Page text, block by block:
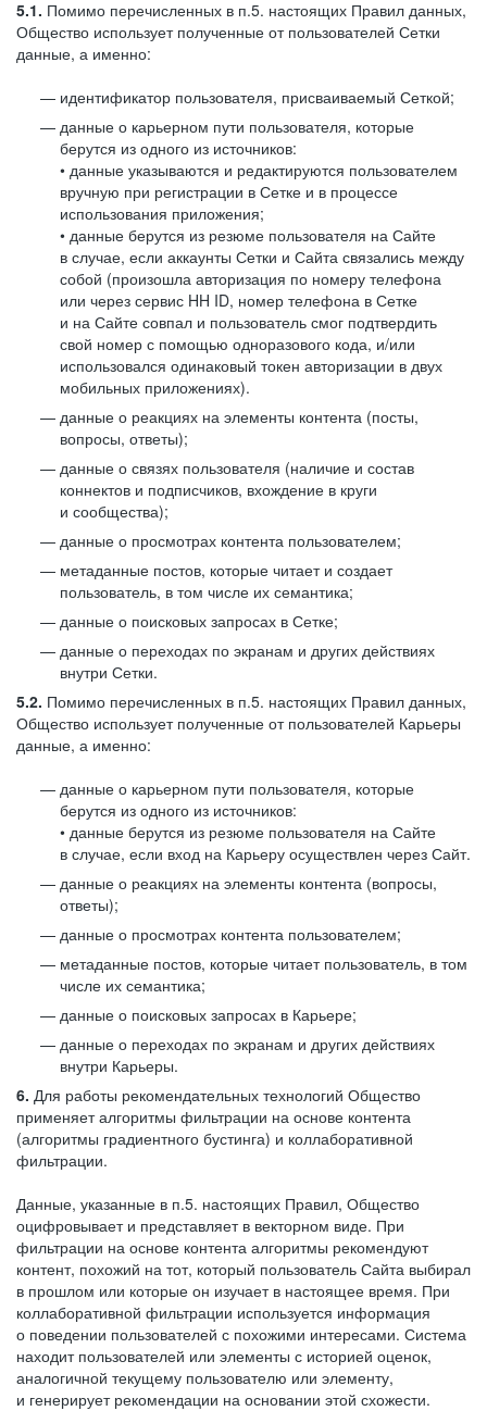
5.1. Помимо перечисленных в п.5. настоящих Правил данных,
Общество использует полученные от пользователей Сетки
данные, а именно:
идентификатор пользователя, присваиваемый Сеткой;
данные о карьерном пути пользователя, которые
берутся из одного из источников:
• данные указываются и редактируются пользователем
вручную при регистрации в Сетке и в процессе
использования приложения;
• данные берутся из резюме пользователя на Сайте
в случае, если аккаунты Сетки и Сайта связались между
собой (произошла авторизация по номеру телефона
или через сервис HH ID, номер телефона в Сетке
и на Сайте совпал и пользователь смог подтвердить
свой номер с помощью одноразового кода, и/или
использовался одинаковый токен авторизации в двух
мобильных приложениях).
данные о реакциях на элементы контента (посты,
вопросы, ответы);
данные о связях пользователя (наличие и состав
коннектов и подписчиков, вхождение в круги
и сообщества);
данные о просмотрах контента пользователем;
метаданные постов, которые читает и создает
пользователь, в том числе их семантика;
данные о поисковых запросах в Сетке;
данные о переходах по экранам и других действиях
внутри Сетки.
5.2. Помимо перечисленных в п.5. настоящих Правил данных,
Общество использует полученные от пользователей Карьеры
данные, а именно:
данные о карьерном пути пользователя, которые
берутся из одного из источников:
• данные берутся из резюме пользователя на Сайте
в случае, если вход на Карьеру осуществлен через Сайт.
данные о реакциях на элементы контента (вопросы,
ответы);
данные о просмотрах контента пользователем;
метаданные постов, которые читает пользователь, в том
числе их семантика;
данные о поисковых запросах в Карьере;
данные о переходах по экранам и других действиях
внутри Карьеры.
6. Для работы рекомендательных технологий Общество
применяет алгоритмы фильтрации на основе контента
(алгоритмы градиентного бустинга) и коллаборативной
фильтрации.
Данные, указанные в п.5. настоящих Правил, Общество
оцифровывает и представляет в векторном виде. При
фильтрации на основе контента алгоритмы рекомендуют
контент, похожий на тот, который пользователь Сайта выбирал
в прошлом или которые он изучает в настоящее время. При
коллаборативной фильтрации используется информация
о поведении пользователей с похожими интересами. Система
находит пользователей или элементы с историей оценок,
аналогичной текущему пользователю или элементу,
и генерирует рекомендации на основании этой схожести.